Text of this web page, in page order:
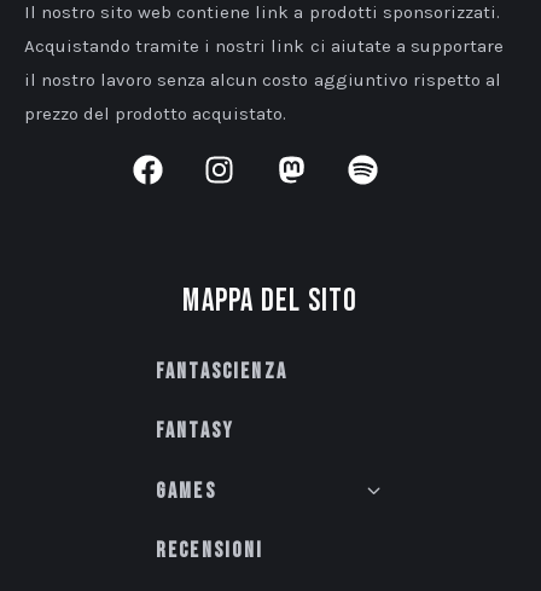
Il nostro sito web contiene link a prodotti sponsorizzati.
Acquistando tramite i nostri link ci aiutate a supportare
il nostro lavoro senza alcun costo aggiuntivo rispetto al
prezzo del prodotto acquistato.
Mappa del sito
Fantascienza
Fantasy
Games
Recensioni